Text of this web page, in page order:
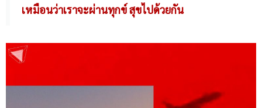
เหมือนว่าเราจะผ่านทุกข์ สุขไปด้วยกัน